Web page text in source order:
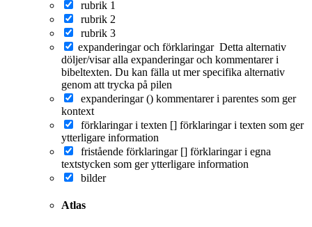
rubrik 1
rubrik 2
rubrik 3
expanderingar och förklaringar Detta alternativ
döljer/visar alla expanderingar och kommentarer i
bibeltexten. Du kan fälla ut mer specifika alternativ
genom att trycka på pilen
expanderingar () kommentarer i parentes som ger
kontext
förklaringar i texten [] förklaringar i texten som ger
ytterligare information
fristående förklaringar [] förklaringar i egna
textstycken som ger ytterligare information
bilder
Atlas